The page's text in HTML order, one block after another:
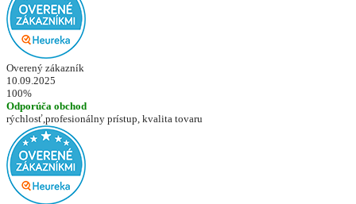
Overený zákazník
10.09.2025
100%
Odporúča obchod
rýchlosť,profesionálny prístup, kvalita tovaru